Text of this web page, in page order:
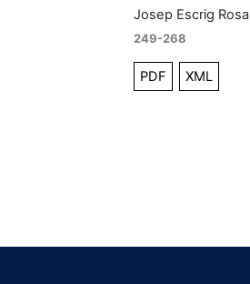
Josep Escrig Rosa
249-268
PDF XML